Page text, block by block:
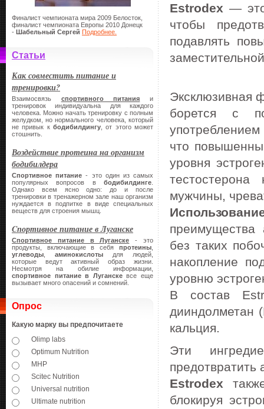
Финалист чемпионата мира 2009 Белосток,
финалист чемпионата Европы 2010 Донецк
- Шабельный Сергей Подробнее.
Статьи
Как совместить питание и
тренировки?
Взаимосвязь спортивного питания и
тренировок индивидуальна для каждого
человека. Можно начать тренировку с полным
желудком, но нормального человека, который
не привык к бодибилдингу , от этого может
стошнить.
Воздействие протеина на организм
бодибилдера
Спортивное питание - это один из самых
популярных вопросов в бодибилдинге
Однако всем ясно одно: до и после
тренировки в тренажерном зале наш организм
нуждается в подпитке в виде специальных
веществ для строения мышц.
Cпортивное питание в Луганске
Cпортивное питание в Луганске - это
продукты, включающие в себя протеины
углеводы
аминокислоты для людей,
которые ведут активный образ жизни.
Несмотря на обилие информации,
спортивное питание в Луганскевсе еще
вызывает много опасений и сомнений.
Опрос
Какую марку вы предпочитаете
Olimp labs
Optimum Nutrition
MHP
Scitec Nutrition
Universal nutrition
Ultimate nutrition
Estrodex —
чтобы
подавлять
Эксклюзивная
борется с
что
уровня
мужчины,
преимущества
без таких
накопление
уровню
В состав
дииндолметан
кальция.
Эти
предотвратить
Estrodex
блокируя